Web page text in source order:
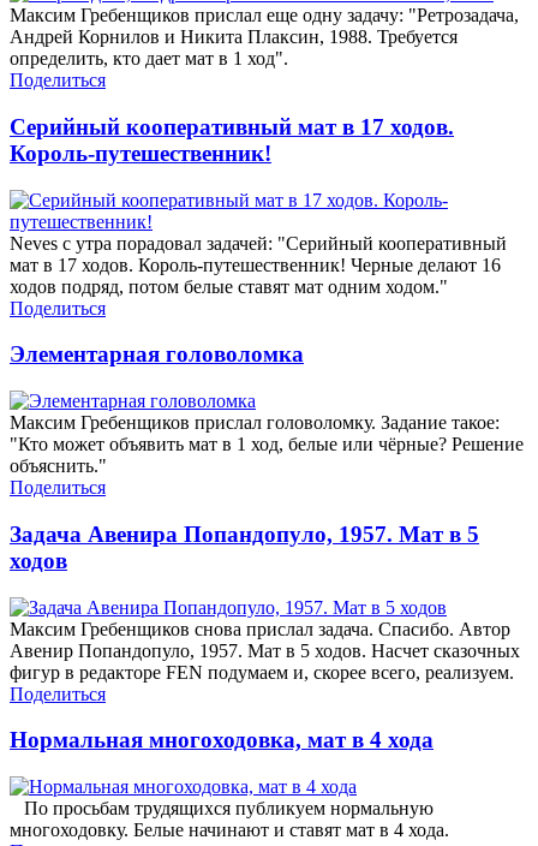
Максим Гребенщиков прислал еще одну задачу: "Ретрозадача,
Андрей Корнилов и Никита Плаксин, 1988. Требуется
определить, кто дает мат в 1 ход".
Поделиться
Серийный кооперативный мат в 17 ходов.
Король-путешественник!
Neves с утра порадовал задачей: "Серийный кооперативный
мат в 17 ходов. Король-путешественник! Черные делают 16
ходов подряд, потом белые ставят мат одним ходом."
Поделиться
Элементарная головоломка
Максим Гребенщиков прислал головоломку. Задание такое:
"Кто может объявить мат в 1 ход, белые или чёрные? Решение
объяснить."
Поделиться
Задача Авенира Попандопуло, 1957. Мат в 5
ходов
Максим Гребенщиков снова прислал задача. Спасибо. Автор
Авенир Попандопуло, 1957. Мат в 5 ходов. Насчет сказочных
фигур в редакторе FEN подумаем и, скорее всего, реализуем.
Поделиться
Нормальная многоходовка, мат в 4 хода
По просьбам трудящихся публикуем нормальную
многоходовку. Белые начинают и ставят мат в 4 хода.